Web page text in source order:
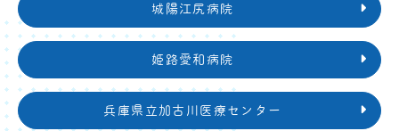
城陽江尻病院
姫路愛和病院
兵庫県立加古川医療センター